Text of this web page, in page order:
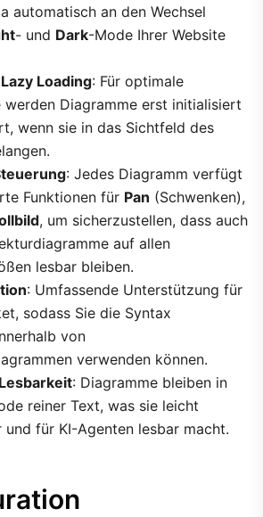
automatisch an den Wechsel
- und Dark-Mode Ihrer Website
Loading: Für optimale
werden Diagramme erst initialisiert
wenn sie in das Sichtfeld des
: Jedes Diagramm verfügt
Funktionen für Pan (Schwenken),
, um sicherzustellen, dass auch
auf allen
lesbar bleiben.
: Umfassende Unterstützung für
sodass Sie die Syntax
von
verwenden können.
: Diagramme bleiben in
reiner Text, was sie leicht
und für KI-Agenten lesbar macht.